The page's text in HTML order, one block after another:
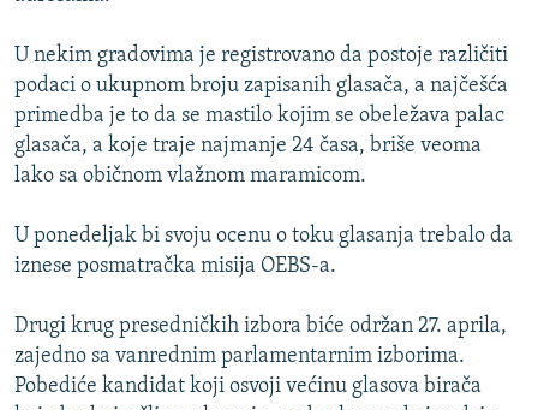
U nekim gradovima je registrovano da postoje različiti
podaci o ukupnom broju zapisanih glasača, a najčešća
primedba je to da se mastilo kojim se obeležava palac
glasača, a koje traje najmanje 24 časa, briše veoma
lako sa običnom vlažnom maramicom.
U ponedeljak bi svoju ocenu o toku glasanja trebalo da
iznese posmatračka misija OEBS-a.
Drugi krug presedničkih izbora biće održan 27. aprila,
zajedno sa vanrednim parlamentarnim izborima.
Pobediće kandidat koji osvoji većinu glasova birača